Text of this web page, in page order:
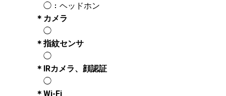
◯：ヘッドホン
＊カメラ
◯
＊指紋センサ
◯
＊IRカメラ、顔認証
◯
＊Wi-Fi